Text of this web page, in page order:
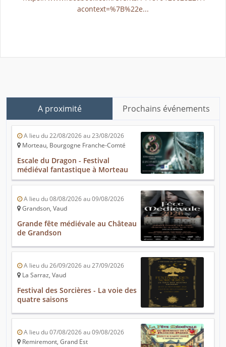
acontext=%7B%22e...
A proximité Prochains événements
A lieu du 22/08/2026 au 23/08/2026
Morteau, Bourgogne Franche-Comté
Escale du Dragon - Festival
médiéval fantastique à Morteau
A lieu du 08/08/2026 au 09/08/2026
Grandson, Vaud
Grande fête médiévale au Château
de Grandson
A lieu du 26/09/2026 au 27/09/2026
La Sarraz, Vaud
Festival des Sorcières - La voie des
quatre saisons
A lieu du 07/08/2026 au 09/08/2026
Remiremont, Grand Est